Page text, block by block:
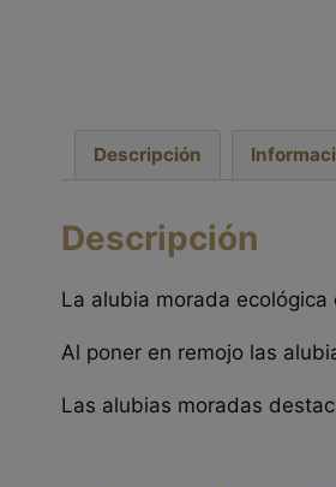
Descripción
Descripción
La alubia morada
Al poner en remojo las
Las alubias moradas